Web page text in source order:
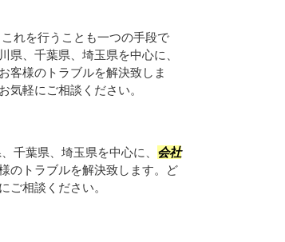
れを行うことも一つの手段で
県、千葉県、埼玉県を中心に、
客様のトラブルを解決致しま
気軽にご相談ください。
千葉県、埼玉県を中心に、 会社
のトラブルを解決致します。ど
ご相談ください。